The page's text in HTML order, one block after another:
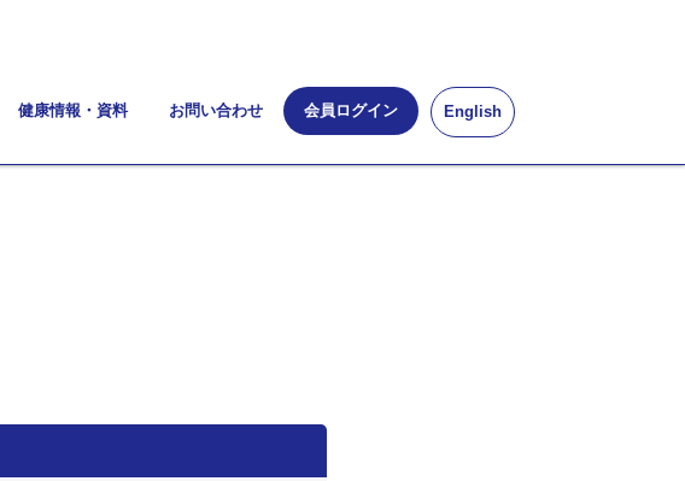
健康情報・資料 お問い合わせ 会員ログイン English